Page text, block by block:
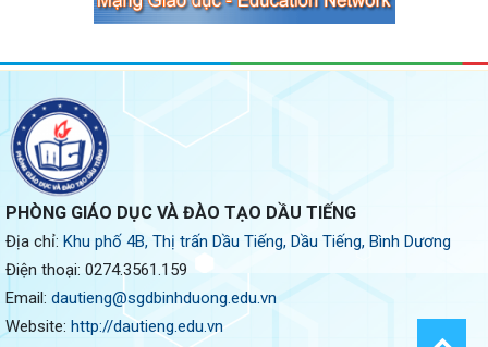
PHÒNG GIÁO DỤC VÀ ĐÀO TẠO DẦU TIẾNG
Địa chỉ: Khu phố 4B, Thị trấn Dầu Tiếng, Dầu Tiếng, Bình Dương
Điện thoại: 0274.3561.159
Email: dautieng@sgdbinhduong.edu.vn
Website: http://dautieng.edu.vn